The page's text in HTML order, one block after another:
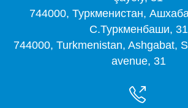
744000, Туркменистан,
С.Туркменбаши, 31
744000, Turkmenistan, Ashgabat,
avenue, 31